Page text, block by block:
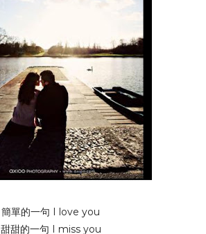
簡單的一句 I love you
甜甜的一句 I miss you